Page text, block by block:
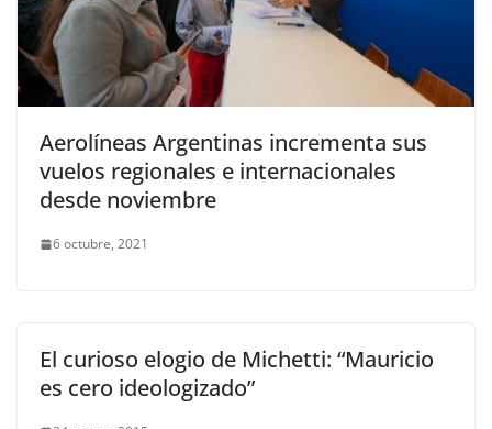
Aerolíneas Argentinas incrementa sus
vuelos regionales e internacionales
desde noviembre
6 octubre, 2021
El curioso elogio de Michetti: “Mauricio
es cero ideologizado”